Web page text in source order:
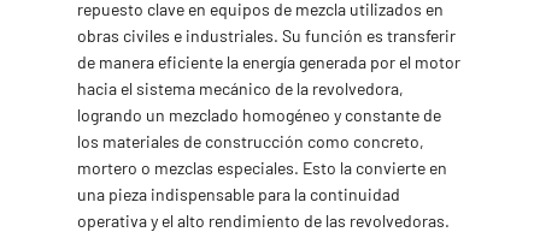
repuesto clave en equipos de mezcla utilizados en
obras civiles e industriales. Su función es transferir
de manera eficiente la energía generada por el motor
hacia el sistema mecánico de la revolvedora,
logrando un mezclado homogéneo y constante de
los materiales de construcción como concreto,
mortero o mezclas especiales. Esto la convierte en
una pieza indispensable para la continuidad
operativa y el alto rendimiento de las revolvedoras.